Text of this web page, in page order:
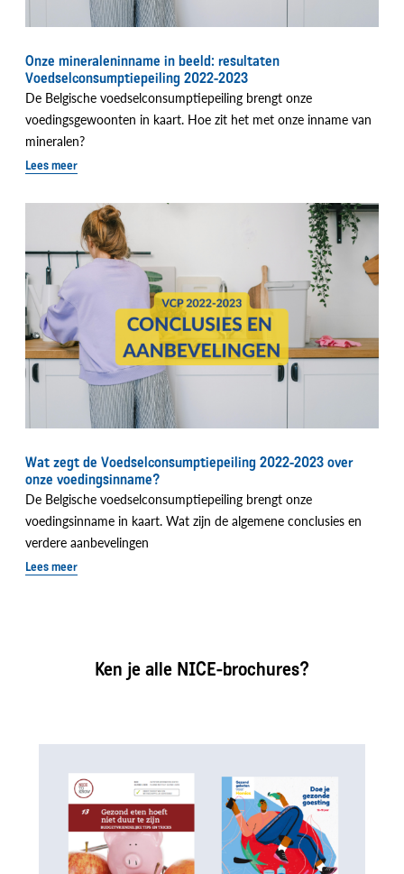
Onze mineraleninname in beeld: resultaten
Voedselconsumptiepeiling 2022-2023
De Belgische voedselconsumptiepeiling brengt onze
voedingsgewoonten in kaart. Hoe zit het met onze inname van
mineralen?
Lees meer
Wat zegt de Voedselconsumptiepeiling 2022-2023 over
onze voedingsinname?
De Belgische voedselconsumptiepeiling brengt onze
voedingsinname in kaart. Wat zijn de algemene conclusies en
verdere aanbevelingen
Lees meer
Ken je alle NICE-brochures?